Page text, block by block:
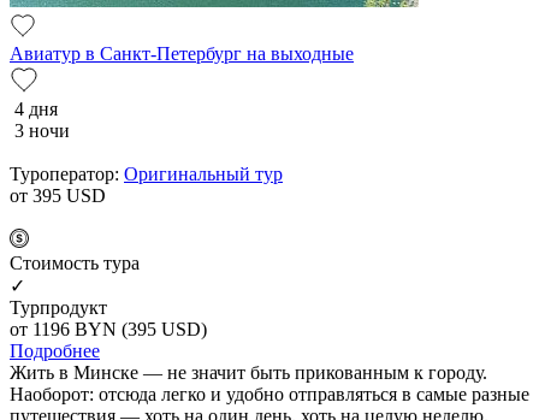
Авиатур в Санкт-Петербург на выходные
4 дня
3 ночи
Туроператор: Оригинальный тур
от 395 USD
Cтоимость тура
✓
Турпродукт
от 1196 BYN (395 USD)
Подробнее
Жить в Минске — не значит быть прикованным к городу.
Наоборот: отсюда легко и удобно отправляться в самые разные
путешествия — хоть на один день, хоть на целую неделю.